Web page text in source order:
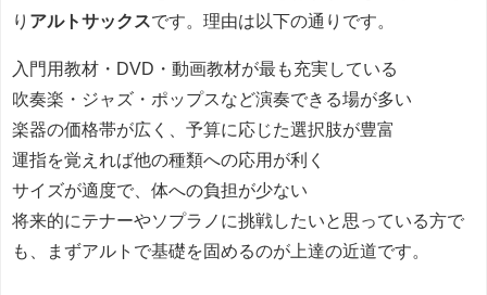
り アルトサックスです。理由は以下の通りです。
入門用教材・DVD・動画教材が最も充実している
吹奏楽・ジャズ・ポップスなど演奏できる場が多い
楽器の価格帯が広く、予算に応じた選択肢が豊富
運指を覚えれば他の種類への応用が利く
サイズが適度で、体への負担が少ない
将来的にテナーやソプラノに挑戦したいと思っている方で
も、まずアルトで基礎を固めるのが上達の近道です。